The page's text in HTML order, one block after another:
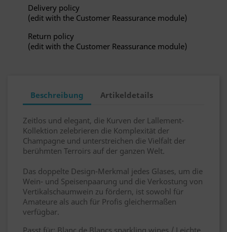
Delivery policy
(edit with the Customer Reassurance module)
Return policy
(edit with the Customer Reassurance module)
Beschreibung Artikeldetails
Zeitlos und elegant, die Kurven der Lallement-
Kollektion zelebrieren die Komplexität der
Champagne und unterstreichen die Vielfalt der
berühmten Terroirs auf der ganzen Welt.
Das doppelte Design-Merkmal jedes Glases, um die
Wein- und Speisenpaarung und die Verkostung von
Vertikalschaumwein zu fördern, ist sowohl für
Amateure als auch für Profis gleichermaßen
verfügbar.
Passt für: Blanc de Blancs sparkling wines / Leichte